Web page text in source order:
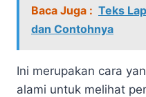
Baca Juga : Teks
dan Contohnya
Ini merupakan cara
alami untuk melihat